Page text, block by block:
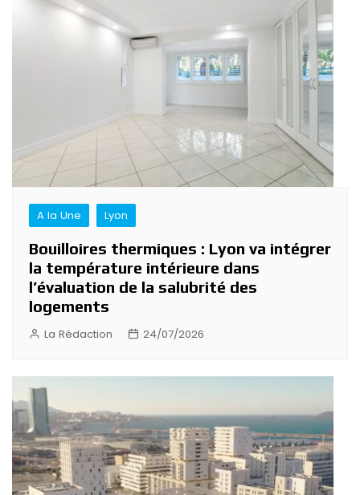
A la Une Lyon
Bouilloires thermiques : Lyon va intégrer
la température intérieure dans
l’évaluation de la salubrité des
logements
La Rédaction 24/07/2026